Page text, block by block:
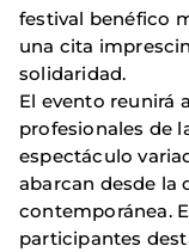
festival benéfico
una cita
solidaridad.
El evento reunirá
profesionales de
espectáculo
abarcan desde la
contemporánea.
participantes